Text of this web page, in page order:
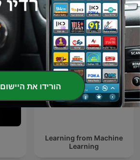
דרום קאסט
Learning from Machine
Learning
הורידו את היישום